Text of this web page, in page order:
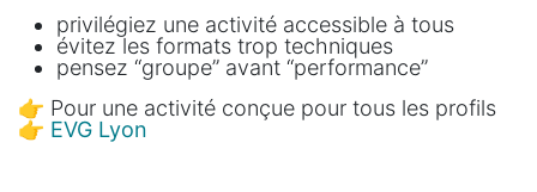
privilégiez une activité accessible à tous
évitez les formats trop techniques
pensez “groupe” avant “performance”
👉 Pour une activité conçue pour tous les profils
👉 EVG Lyon